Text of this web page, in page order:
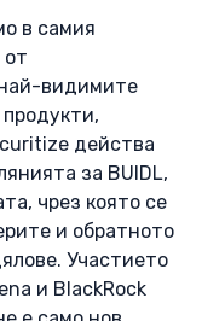
в самия
от
видимите
действа
за BUIDL,
чрез която се
и обратното
Участието
и BlackRock